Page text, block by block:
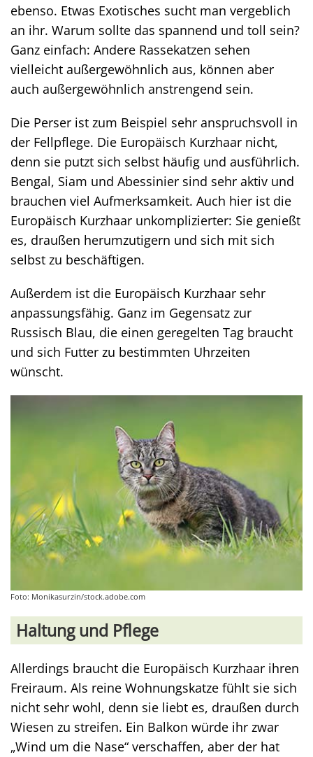
ebenso. Etwas Exotisches sucht man vergeblich
an ihr. Warum sollte das spannend und toll sein?
Ganz einfach: Andere Rassekatzen sehen
vielleicht außergewöhnlich aus, können aber
auch außergewöhnlich anstrengend sein.
Die Perser ist zum Beispiel sehr anspruchsvoll in
der Fellpflege. Die Europäisch Kurzhaar nicht,
denn sie putzt sich selbst häufig und ausführlich.
Bengal, Siam und Abessinier sind sehr aktiv und
brauchen viel Aufmerksamkeit. Auch hier ist die
Europäisch Kurzhaar unkomplizierter: Sie genießt
es, draußen herumzutigern und sich mit sich
selbst zu beschäftigen.
Außerdem ist die Europäisch Kurzhaar sehr
anpassungsfähig. Ganz im Gegensatz zur
Russisch Blau, die einen geregelten Tag braucht
und sich Futter zu bestimmten Uhrzeiten
wünscht.
Foto: Monikasurzin/stock.adobe.com
Haltung und Pflege
Allerdings braucht die Europäisch Kurzhaar ihren
Freiraum. Als reine Wohnungskatze fühlt sie sich
nicht sehr wohl, denn sie liebt es, draußen durch
Wiesen zu streifen. Ein Balkon würde ihr zwar
„Wind um die Nase“ verschaffen, aber der hat